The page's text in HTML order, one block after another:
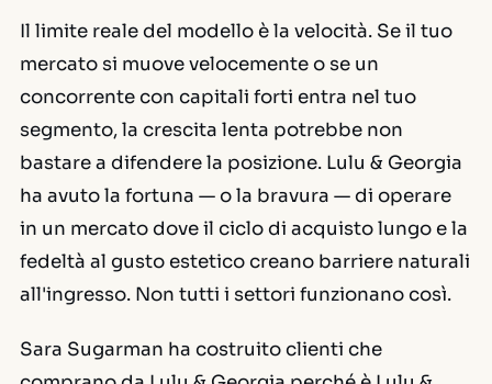
Il limite reale del modello è la velocità. Se il tuo
mercato si muove velocemente o se un
concorrente con capitali forti entra nel tuo
segmento, la crescita lenta potrebbe non
bastare a difendere la posizione. Lulu & Georgia
ha avuto la fortuna — o la bravura — di operare
in un mercato dove il ciclo di acquisto lungo e la
fedeltà al gusto estetico creano barriere naturali
all'ingresso. Non tutti i settori funzionano così.
Sara Sugarman ha costruito clienti che